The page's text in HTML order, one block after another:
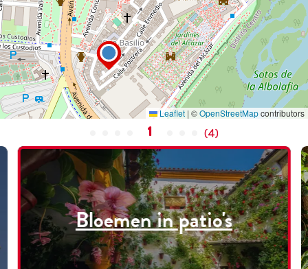
Leaflet | ©OpenStreetMapcontributors
1 (4)
Bloemen in patio's